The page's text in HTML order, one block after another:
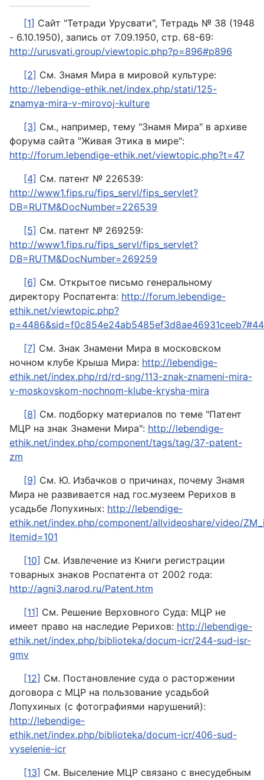
[1] Сайт "Тетради Урусвати", Тетрадь № 38 (1948
- 6.10.1950), запись от 7.09.1950, стр. 68-69:
http://urusvati.group/viewtopic.php?p=896#p896
[2] См. Знамя Мира в мировой культуре:
http://lebendige-ethik.net/index.php/stati/125-
znamya-mira-v-mirovoj-kulture
[3] См., например, тему "Знамя Мира" в архиве
форума сайта "Живая Этика в мире":
http://forum.lebendige-ethik.net/viewtopic.php?t=47
[4] См. патент № 226539:
http://www1.fips.ru/fips_servl/fips_servlet?
DB=RUTM&DocNumber=226539
[5] См. патент № 269259:
http://www1.fips.ru/fips_servl/fips_servlet?
DB=RUTM&DocNumber=269259
[6] См. Открытое письмо генеральному
директору Роспатента: http://forum.lebendige-
ethik.net/viewtopic.php?
[7] См. Знак Знамени Мира в московском
ночном клубе Крыша Мира: http://lebendige-
ethik.net/index.php/rd/rd-sng/113-znak-znameni-mira-
v-moskovskom-nochnom-klube-krysha-mira
[8] См. подборку материалов по теме "Патент
МЦР на знак Знамени Мира": http://lebendige-
ethik.net/index.php/component/tags/tag/37-patent-
zm
[9] См. Ю. Избачков о причинах, почему Знамя
Мира не развивается над гос.музеем Рерихов в
усадьбе Лопухиных: http://lebendige-
ethik.net/index.php/component/allvideoshare/video/
Itemid=101
[10] См. Извлечение из Книги регистрации
товарных знаков Роспатента от 2002 года:
http://agni3.narod.ru/Patent.htm
[11] См. Решение Верховного Суда: МЦР не
имеет право на наследие Рерихов: http://lebendige-
ethik.net/index.php/biblioteka/docum-icr/244-sud-isr-
gmv
[12] См. Постановление суда о расторжении
договора с МЦР на пользование усадьбой
Лопухиных (с фотографиями нарушений):
http://lebendige-
ethik.net/index.php/biblioteka/docum-icr/406-sud-
vyselenie-icr
[13] См. Выселение МЦР связано с внесудебным